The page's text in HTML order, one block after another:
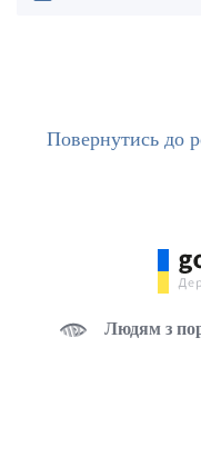
Повернутись до
Людям з